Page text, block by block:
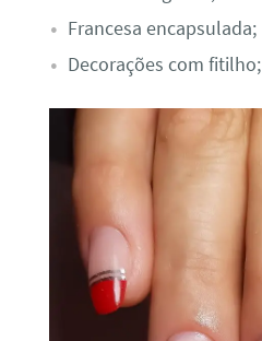
Francesa encapsulada;
Decorações com fitilho;